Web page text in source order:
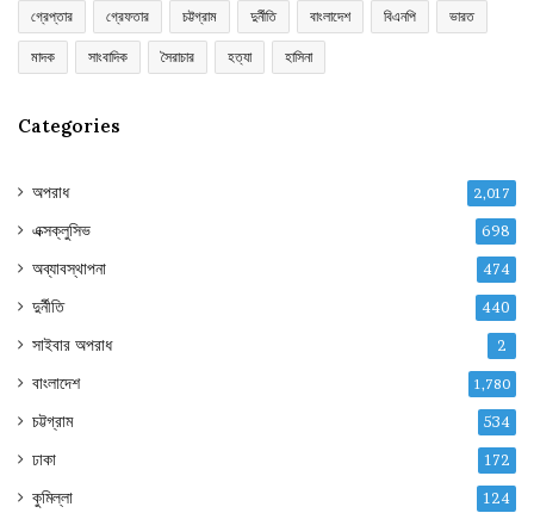
গ্রেপ্তার গ্রেফতার চট্টগ্রাম দুর্নীতি বাংলাদেশ বিএনপি ভারত
মাদক সাংবাদিক সৈরাচার হত্যা হাসিনা
Categories
অপরাধ 2,017
এক্সক্লুসিভ 698
অব্যাবস্থাপনা 474
দুর্নীতি 440
সাইবার অপরাধ 2
বাংলাদেশ 1,780
চট্টগ্রাম 534
ঢাকা 172
কুমিল্লা 124